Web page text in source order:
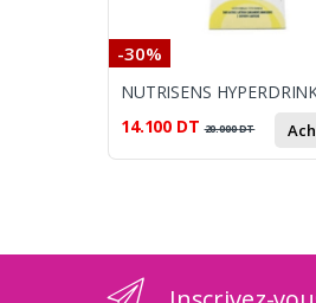
-30%
14.100 DT 20.000DT